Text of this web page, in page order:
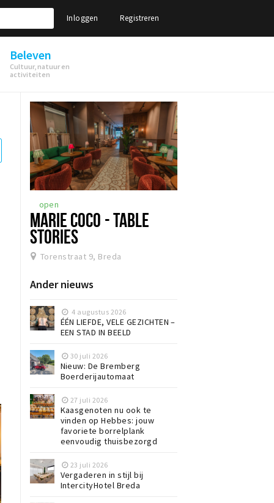
Inloggen Registreren
Beleven
Cultuur, natuur en
activiteiten
open
MARIE COCO - TABLE
STORIES
Torenstraat 9, Breda
Ander nieuws
4 augustus 2026
ÉÉN LIEFDE, VELE GEZICHTEN –
EEN STAD IN BEELD
30 juli 2026
Nieuw: De Bremberg
Boerderijautomaat
27 juli 2026
Kaasgenoten nu ook te
vinden op Hebbes: jouw
favoriete borrelplank
eenvoudig thuisbezorgd
23 juli 2026
Vergaderen in stijl bij
IntercityHotel Breda